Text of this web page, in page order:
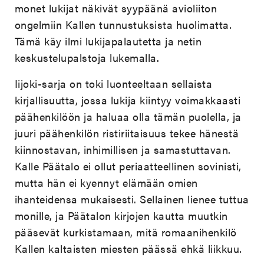
monet lukijat näkivät syypäänä avioliiton
ongelmiin Kallen tunnustuksista huolimatta.
Tämä käy ilmi lukijapalautetta ja netin
keskustelupalstoja lukemalla.
Iijoki-sarja on toki luonteeltaan sellaista
kirjallisuutta, jossa lukija kiintyy voimakkaasti
päähenkilöön ja haluaa olla tämän puolella, ja
juuri päähenkilön ristiriitaisuus tekee hänestä
kiinnostavan, inhimillisen ja samastuttavan.
Kalle Päätalo ei ollut periaatteellinen sovinisti,
mutta hän ei kyennyt elämään omien
ihanteidensa mukaisesti. Sellainen lienee tuttua
monille, ja Päätalon kirjojen kautta muutkin
pääsevät kurkistamaan, mitä romaanihenkilö
Kallen kaltaisten miesten päässä ehkä liikkuu.